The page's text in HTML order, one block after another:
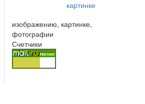
изображению, картинке,
фотографии
Счетчики